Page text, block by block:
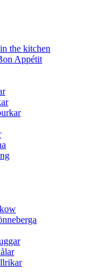
the kitchen
Appétit